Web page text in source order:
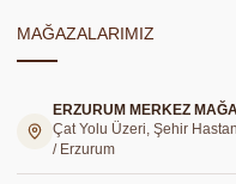
MAĞAZALARIMIZ
ERZURUM MERKEZ
Çat Yolu Üzeri, Şehir
/ Erzurum